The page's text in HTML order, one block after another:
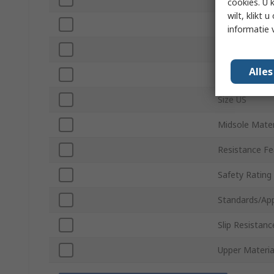
Colour
Closure Type
Size US
Midsole
Resistance
Safety Rating
Standards/
Slip
Upper
wilt, klikt u
informatie